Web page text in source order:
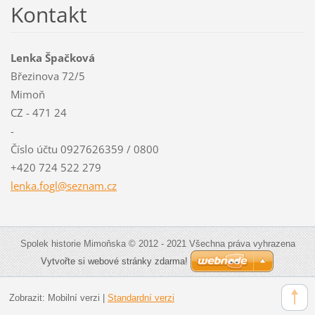
Kontakt
Lenka Špačková
Březinova 72/5
Mimoň
CZ - 471 24
-
Číslo účtu 0927626359 / 0800
+420 724 522 279
lenka.fogl@seznam.cz
Spolek historie Mimoňska © 2012 - 2021 Všechna práva vyhrazena
Vytvořte si webové stránky zdarma!
Zobrazit: Mobilní verzi Standardní verzi